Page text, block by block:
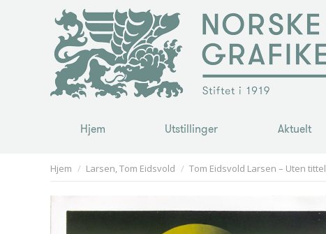
Hjem Utstillinger Aktuelt
You are here:
Hjem Larsen, Tom Eidsvold Tom Eidsvold Larsen – Uten tittel
Hjem Utstillinger Aktuelt